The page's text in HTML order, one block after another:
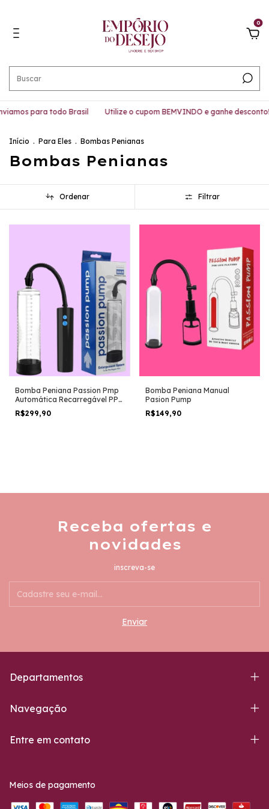
0
para todo Brasil Utilize o cupom BEMVINDO e ganhe desconto!
Início . Para Eles . Bombas Penianas
Bombas Penianas
Ordenar Filtrar
Bomba Peniana Passion Pmp
Automática Recarregável PP-
027
R$299,90
Bomba Peniana Manual
Pasion Pump
R$149,90
Receba ofertas e
novidades
inscreva-se
Departamentos
Navegação
Entre em contato
Meios de pagamento